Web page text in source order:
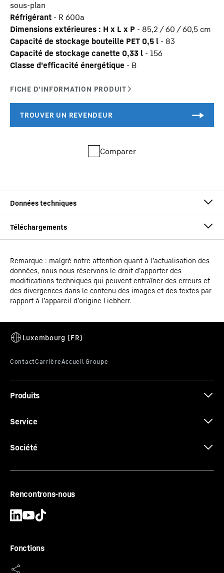
sous-plan
Réfrigérant - R 600a
Dimensions extérieures : H x L x P - 85,2 / 60 / 60,5 cm
Capacité de stockage bouteille PET 0,5 l - 83
Capacité de stockage canette 0,33 l - 156
Classe d'efficacité énergétique - B
Comparer
Type de modèle
Réfrigérateur ventilé
encastrable sous-plan
Code article - IDN
Mode d'emploi
Croquis coté
Certificat CE
Remarque : malgré notre attention quant à l’actualisation des
données, nous nous réservons le droit d’apporter des
modifications techniques qui peuvent entraîner des erreurs et
des divergences dans le contenu des images et des textes par
rapport à l’appareil d’origine Liebherr.
Produits
Service
Société
Rencontrons-nous
Fonctions